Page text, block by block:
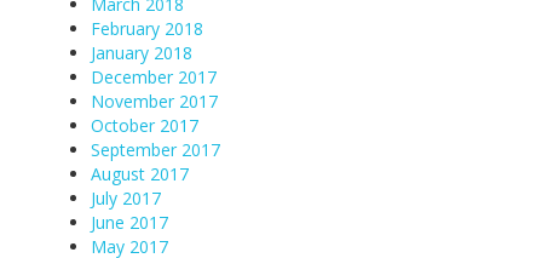
February 2018
January 2018
December 2017
November 2017
October 2017
September 2017
August 2017
July 2017
June 2017
May 2017